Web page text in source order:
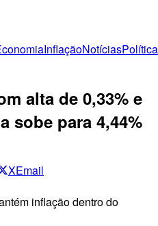
InflaçãoNotíciasPolítica
alta de 0,33% e
sobe para 4,44%
XEmail
inflação dentro do